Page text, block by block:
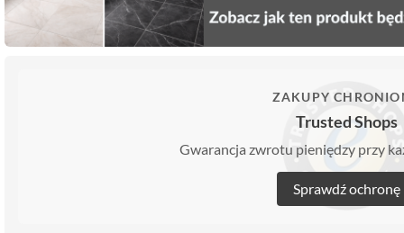
ZAKUPY
Trusted Shops
Gwarancja zwrotu pieniędzy przy
Sprawdź ochronę